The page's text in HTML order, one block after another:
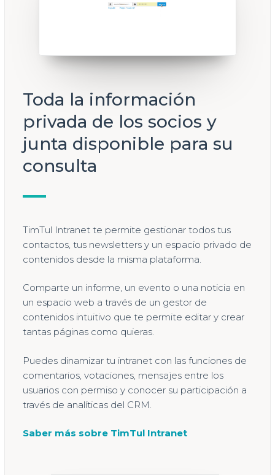
Toda la información
privada de los socios y
junta disponible para su
consulta
TimTul Intranet te permite gestionar todos tus
contactos, tus newsletters y un espacio privado de
contenidos desde la misma plataforma.
Comparte un informe, un evento o una noticia en
un espacio web a través de un gestor de
contenidos intuitivo que te permite editar y crear
tantas páginas como quieras.
Puedes dinamizar tu intranet con las funciones de
comentarios, votaciones, mensajes entre los
usuarios con permiso y conocer su participación a
través de analíticas del CRM.
Saber más sobre TimTul Intranet